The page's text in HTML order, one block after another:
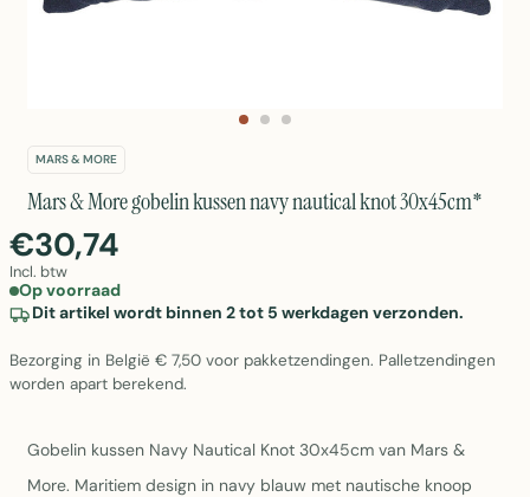
MARS & MORE
Mars & More gobelin kussen navy nautical knot 30x45cm*
€30,74
Incl. btw
Op voorraad
Dit artikel wordt binnen 2 tot 5 werkdagen verzonden.
Bezorging in België € 7,50 voor pakketzendingen. Palletzendingen
worden apart berekend.
Gobelin kussen Navy Nautical Knot 30x45cm van Mars &
More. Maritiem design in navy blauw met nautische knoop